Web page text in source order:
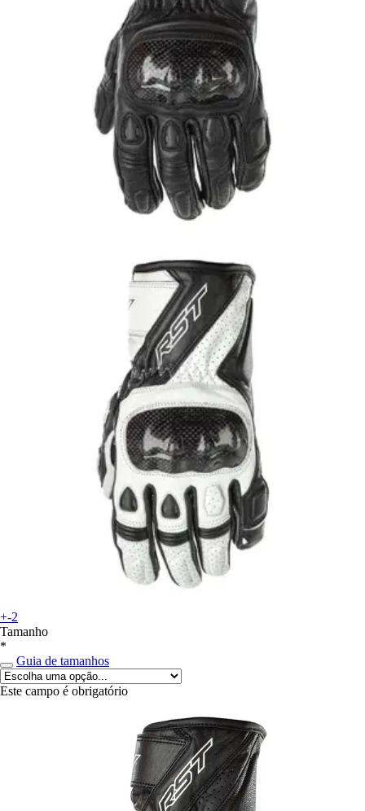
+-2
Tamanho
*
Guia de tamanhos
Este campo é obrigatório